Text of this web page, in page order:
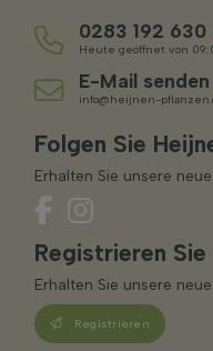
0283 192 630
Heute geöffnet von
E-Mail senden
info@heijnen-
Folgen Sie
Erhalten Sie unsere
Registrieren
Erhalten Sie unsere
Registrieren